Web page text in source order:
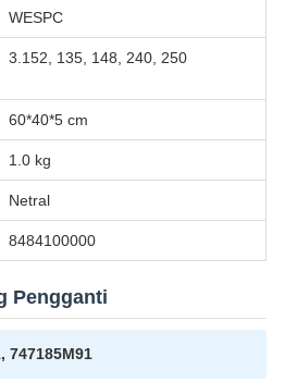
WESPC
3.152, 135, 148, 240, 250
60*40*5 cm
1.0 kg
Netral
8484100000
Pengganti
747185M91